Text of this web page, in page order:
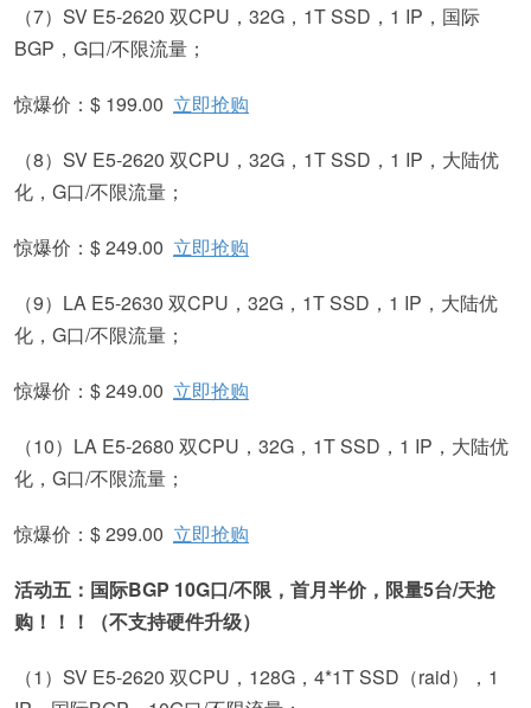
（7）SV E5-2620 双CPU，32G，1T SSD，1 IP，国际
BGP，G口/不限流量；
惊爆价：$ 199.00 立即抢购
（8）SV E5-2620 双CPU，32G，1T SSD，1 IP，大陆优
化，G口/不限流量；
惊爆价：$ 249.00 立即抢购
（9）LA E5-2630 双CPU，32G，1T SSD，1 IP，大陆优
化，G口/不限流量；
惊爆价：$ 249.00 立即抢购
（10）LA E5-2680 双CPU，32G，1T SSD，1 IP，大陆优
化，G口/不限流量；
惊爆价：$ 299.00 立即抢购
活动五：国际BGP 10G口/不限，首月半价，限量5台/天抢
购！！！
（不支持硬件升级）
（1）SV E5-2620 双CPU，128G，4*1T SSD（raid），1